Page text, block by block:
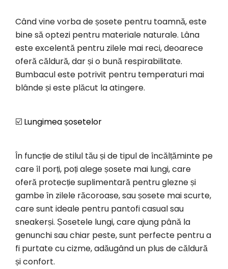
Când vine vorba de șosete pentru toamnă, este
bine să optezi pentru materiale naturale. Lâna
este excelentă pentru zilele mai reci, deoarece
oferă căldură, dar și o bună respirabilitate.
Bumbacul este potrivit pentru temperaturi mai
blânde și este plăcut la atingere.
☑️ Lungimea șosetelor
În funcție de stilul tău și de tipul de încălțăminte pe
care îl porți, poți alege șosete mai lungi, care
oferă protecție suplimentară pentru glezne și
gambe în zilele răcoroase, sau șosete mai scurte,
care sunt ideale pentru pantofi casual sau
sneakerși. Șosetele lungi, care ajung până la
genunchi sau chiar peste, sunt perfecte pentru a
fi purtate cu cizme, adăugând un plus de căldură
și confort.